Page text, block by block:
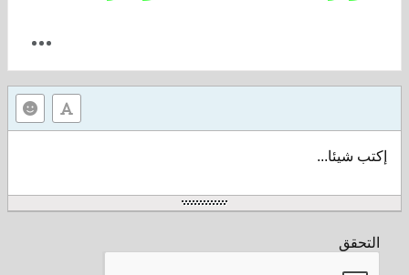
إكتب شيئا...
التحقق